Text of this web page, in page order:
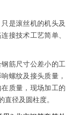
是滚丝机的机头及
接技术工艺简单、
筋尺寸公差小的工
螺纹及接头质量，
质量，现场加工的
径及圆柱度。